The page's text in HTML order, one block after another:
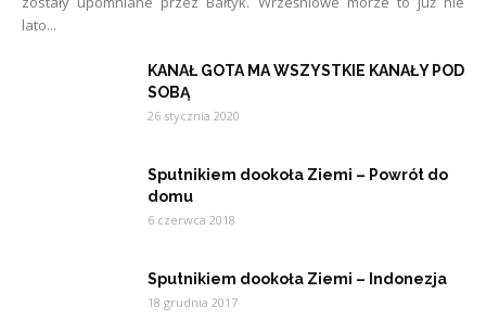
lato...
KANAŁ GOTA MA WSZYSTKIE KANAŁY POD
SOBĄ
26 stycznia 2020
Sputnikiem dookoła Ziemi – Powrót do
domu
6 czerwca 2018
Sputnikiem dookoła Ziemi – Indonezja
18 grudnia 2017